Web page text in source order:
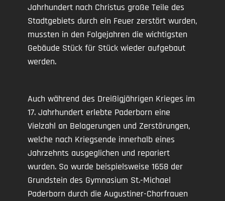
Jahrhundert nach Christus große Teile des
Stadtgebiets durch ein Feuer zerstört wurden,
mussten in den Folgejahren die wichtigsten
Gebäude Stück für Stück wieder aufgebaut
werden.
Auch während des Dreißigjährigen Krieges im
17. Jahrhundert erlebte Paderborn eine
Vielzahl an Belagerungen und Zerstörungen,
welche nach Kriegsende innerhalb eines
Jahrzehnts ausgeglichen und repariert
wurden. So wurde beispielsweise 1658 der
Grundstein des Gymnasium St.-Michael
Paderborn durch die Augustiner-Chorfrauen